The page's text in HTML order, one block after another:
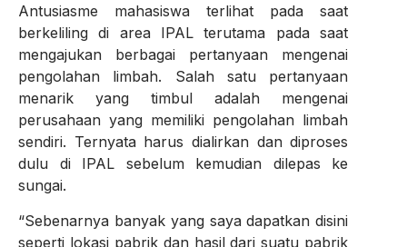
Antusiasme mahasiswa terlihat pada saat
berkeliling di area IPAL terutama pada saat
mengajukan berbagai pertanyaan mengenai
pengolahan limbah. Salah satu pertanyaan
menarik yang timbul adalah mengenai
perusahaan yang memiliki pengolahan limbah
sendiri. Ternyata harus dialirkan dan diproses
dulu di IPAL sebelum kemudian dilepas ke
sungai.
“Sebenarnya banyak yang saya dapatkan disini
seperti lokasi pabrik dan hasil dari suatu pabrik